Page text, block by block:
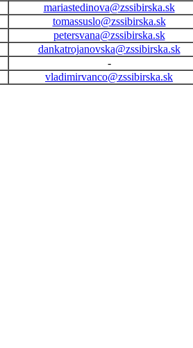
mariastedinova@zssibirska.sk
tomassuslo@zssibirska.sk
petersvana@zssibirska.sk
dankatrojanovska@zssibirska.sk
-
vladimirvanco@zssibirska.sk